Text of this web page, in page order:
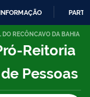
DO RECÔNCAVO DA BAHIA
Reitoria
Pessoas